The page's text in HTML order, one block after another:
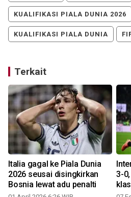
KUALIFIKASI PIALA DUNIA 2026
KUALIFIKASI PIALA DUNIA
Terkait
Italia gagal ke Piala Dunia
2026 seusai disingkirkan
Bosnia lewat adu penalti
3-